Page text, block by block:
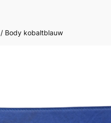
/ Body kobaltblauw